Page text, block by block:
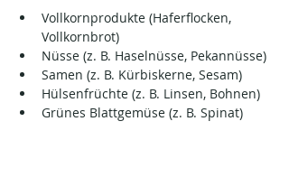
Vollkornprodukte (Haferflocken,
Vollkornbrot)
Nüsse (z. B. Haselnüsse, Pekannüsse)
Samen (z. B. Kürbiskerne, Sesam)
Hülsenfrüchte (z. B. Linsen, Bohnen)
Grünes Blattgemüse (z. B. Spinat)